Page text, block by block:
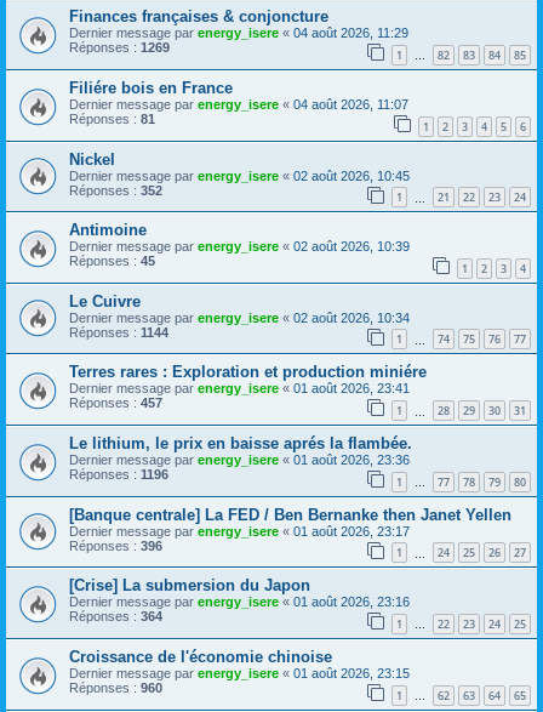
Finances françaises & conjoncture
Dernier message par energy_isere « 04 août 2026, 11:29
Réponses : 1269 1 … 82 83 84 85
Filiére bois en France
Dernier message par energy_isere « 04 août 2026, 11:07
Réponses : 81 1 2 3 4 5 6
Nickel
Dernier message par energy_isere « 02 août 2026, 10:45
Réponses : 352 1 21 22 23 24
Antimoine
Dernier message par energy_isere « 02 août 2026, 10:39
Réponses : 45 1 2 3 4
Le Cuivre
Dernier message par energy_isere « 02 août 2026, 10:34
Réponses : 1144 1 74 75 76 77
Terres rares : Exploration et production miniére
Dernier message par energy_isere « 01 août 2026, 23:41
Réponses : 457 1 28 29 30 31
Le lithium, le prix en baisse aprés la flambée.
Dernier message par energy_isere « 01 août 2026, 23:36
Réponses : 1196 1 … 77 78 79 80
[Banque centrale] La FED / Ben Bernanke then Janet Yellen
Dernier message par energy_isere « 01 août 2026, 23:17
Réponses : 396 1 24 25 26 27
[Crise] La submersion du Japon
Dernier message par energy_isere « 01 août 2026, 23:16
Réponses : 364 1 … 22 23 24 25
Croissance de l'économie chinoise
Dernier message par energy_isere « 01 août 2026, 23:15
Réponses : 960 1 … 62 63 64 65